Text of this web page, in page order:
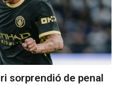
sorprendió de penal